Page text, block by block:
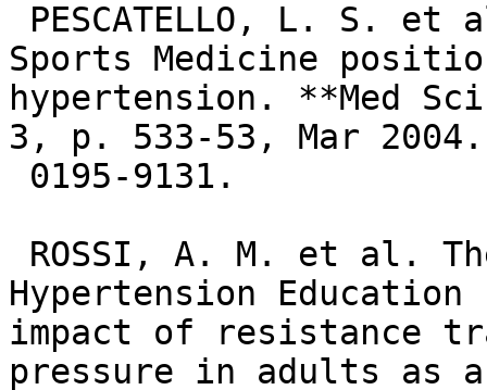
Sports Medicine
hypertension. **Med
3, p. 533-53, Mar
Hypertension Education
impact of resistance
pressure in adults as